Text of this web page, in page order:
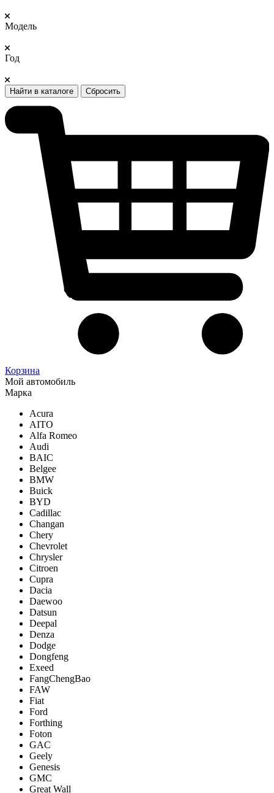
Модель
Год
Найти в каталоге Сбросить
Корзина
Мой автомобиль
Марка
Acura
AITO
Alfa Romeo
Audi
BAIC
Belgee
BMW
Buick
BYD
Cadillac
Changan
Chery
Chevrolet
Chrysler
Citroen
Cupra
Dacia
Daewoo
Datsun
Deepal
Denza
Dodge
Dongfeng
Exeed
FangChengBao
FAW
Fiat
Ford
Forthing
Foton
GAC
Geely
Genesis
GMC
Great Wall